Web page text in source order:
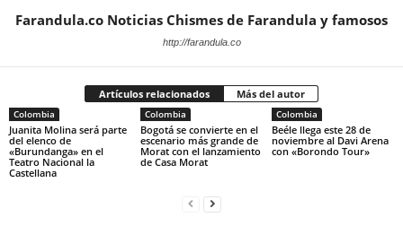
Farandula.co Noticias Chismes de Farandula y famosos
http://farandula.co
Artículos relacionados Más del autor
Colombia
Juanita Molina será parte
del elenco de
«Burundanga» en el
Teatro Nacional la
Castellana
Colombia
Bogotá se convierte en el
escenario más grande de
Morat con el lanzamiento
de Casa Morat
Colombia
Beéle llega este 28 de
noviembre al Davi Arena
con «Borondo Tour»